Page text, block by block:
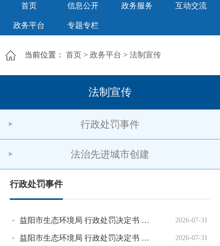
首页 信息公开 政务服务 互动交流
政务平台 专题专栏
当前位置： 首页 > 政务平台 > 法制宣传
法制宣传
行政处罚事件
法治先进城市创建
行政处罚事件
益阳市生态环境局 行政处罚决定书 益环罚〔2026〕3014号 2026-07-31
益阳市生态环境局 行政处罚决定书 益环罚〔2026〕3013号 2026-07-31